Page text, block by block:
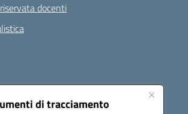
di tracciamento
docenti